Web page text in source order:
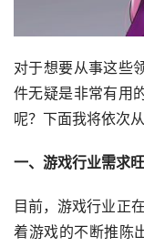
对于想要从事这些
件无疑是非常有用
呢？下面我将依次
一、游戏行业需求
目前，游戏行业正
着游戏的不断推陈